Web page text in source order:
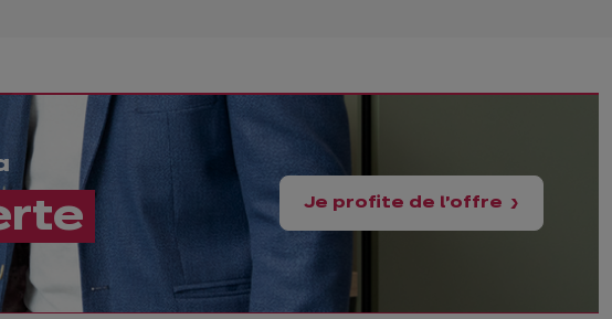
Je profite de l'offre